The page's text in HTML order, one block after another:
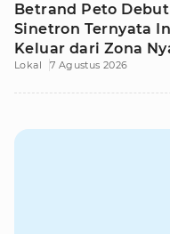
Betrand Peto
Sinetron Ternyata
Keluar dari Zona
Lokal 7 Agustus 2026